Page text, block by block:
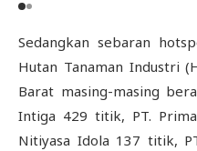
Sedangkan sebaran
Hutan Tanaman Industri
Barat masing-masing
Intiga 429 titik, PT.
Nitiyasa Idola 137 titik,